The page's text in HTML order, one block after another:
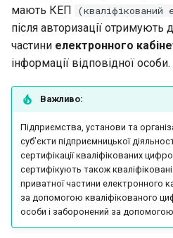
мають КЕП
(кваліфікований
пiсля авторизацiї отримують
частини електронного
iнформацiї вiдповiдної особи.
Важливо:
Пiдприємства, установи та
суб’єкти пiдприємницької
сертифiкацiї кваліфікованих
сертифiкують також
приватної частини електронного
за допомогою кваліфікованого
особи i заборонений за